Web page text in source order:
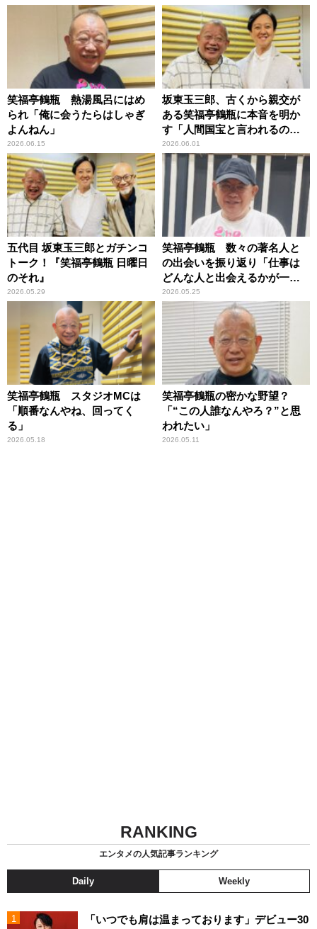
笑福亭鶴瓶 熱湯風呂にはめ
られ「俺に会うたらはしゃぎ
よんねん」
2026.06.15
坂東玉三郎、古くから親交が
ある笑福亭鶴瓶に本音を明か
す「人間国宝と言われるの
は……」
2026.06.01
五代目 坂東玉三郎とガチンコ
トーク！『笑福亭鶴瓶 日曜日
のそれ』
2026.05.29
笑福亭鶴瓶 数々の著名人と
の出会いを振り返り「仕事は
どんな人と出会えるかが一
番」
2026.05.25
笑福亭鶴瓶 スタジオMCは
「順番なんやね、回ってく
る」
2026.05.18
笑福亭鶴瓶の密かな野望？
「“この人誰なんやろ？”と思
われたい」
2026.05.11
RANKING
エンタメの人気記事ランキング
Daily Weekly
「いつでも肩は温まっております」デビュー30